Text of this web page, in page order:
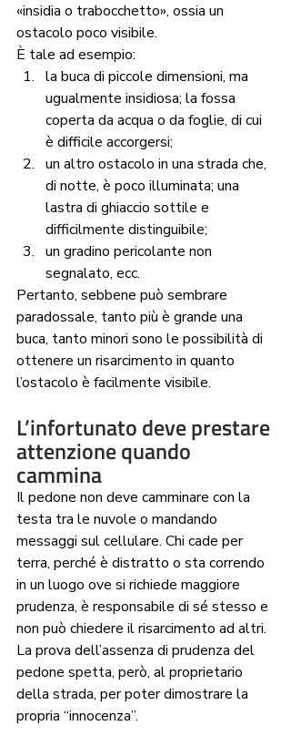
«insidia o trabocchetto», ossia un
ostacolo poco visibile.
È tale ad esempio:
la buca di piccole dimensioni, ma
ugualmente insidiosa; la fossa
coperta da acqua o da foglie, di cui
è difficile accorgersi;
un altro ostacolo in una strada che,
di notte, è poco illuminata; una
lastra di ghiaccio sottile e
difficilmente distinguibile;
un gradino pericolante non
segnalato, ecc.
Pertanto, sebbene può sembrare
paradossale, tanto più è grande una
buca, tanto minori sono le possibilità di
ottenere un risarcimento in quanto
l’ostacolo è facilmente visibile.
L’infortunato deve prestare
attenzione quando
cammina
Il pedone non deve camminare con la
testa tra le nuvole o mandando
messaggi sul cellulare. Chi cade per
terra, perché è distratto o sta correndo
in un luogo ove si richiede maggiore
prudenza, è responsabile di sé stesso e
non può chiedere il risarcimento ad altri.
La prova dell’assenza di prudenza del
pedone spetta, però, al proprietario
della strada, per poter dimostrare la
propria “innocenza”.